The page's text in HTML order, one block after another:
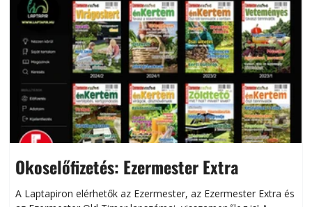
Okoselőfizetés: Ezermester Extra
A Laptapiron elérhetők az Ezermester, az Ezermester Extra és